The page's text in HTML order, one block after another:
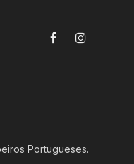
FacebookInstagram
Portugueses.